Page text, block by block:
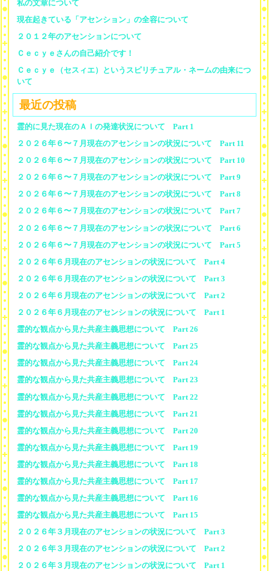
私の文章について
現在起きている「アセンション」の全容について
２０１２年のアセンションについて
Ｃｅｃｙｅさんの自己紹介です！
Ｃｅｃｙｅ（セスィエ）というスピリチュアル・ネームの由来につ
いて
最近の投稿
霊的に見た現在のＡＩの発達状況について Part 1
２０２６年６〜７月現在のアセンションの状況について Part 11
２０２６年６〜７月現在のアセンションの状況について Part 10
２０２６年６〜７月現在のアセンションの状況について Part 9
２０２６年６〜７月現在のアセンションの状況について Part 8
２０２６年６〜７月現在のアセンションの状況について Part 7
２０２６年６〜７月現在のアセンションの状況について Part 6
２０２６年６〜７月現在のアセンションの状況について Part 5
２０２６年６月現在のアセンションの状況について Part 4
２０２６年６月現在のアセンションの状況について Part 3
２０２６年６月現在のアセンションの状況について Part 2
２０２６年６月現在のアセンションの状況について Part 1
霊的な観点から見た共産主義思想について Part 26
霊的な観点から見た共産主義思想について Part 25
霊的な観点から見た共産主義思想について Part 24
霊的な観点から見た共産主義思想について Part 23
霊的な観点から見た共産主義思想について Part 22
霊的な観点から見た共産主義思想について Part 21
霊的な観点から見た共産主義思想について Part 20
霊的な観点から見た共産主義思想について Part 19
霊的な観点から見た共産主義思想について Part 18
霊的な観点から見た共産主義思想について Part 17
霊的な観点から見た共産主義思想について Part 16
霊的な観点から見た共産主義思想について Part 15
２０２６年３月現在のアセンションの状況について Part 3
２０２６年３月現在のアセンションの状況について Part 2
２０２６年３月現在のアセンションの状況について Part 1